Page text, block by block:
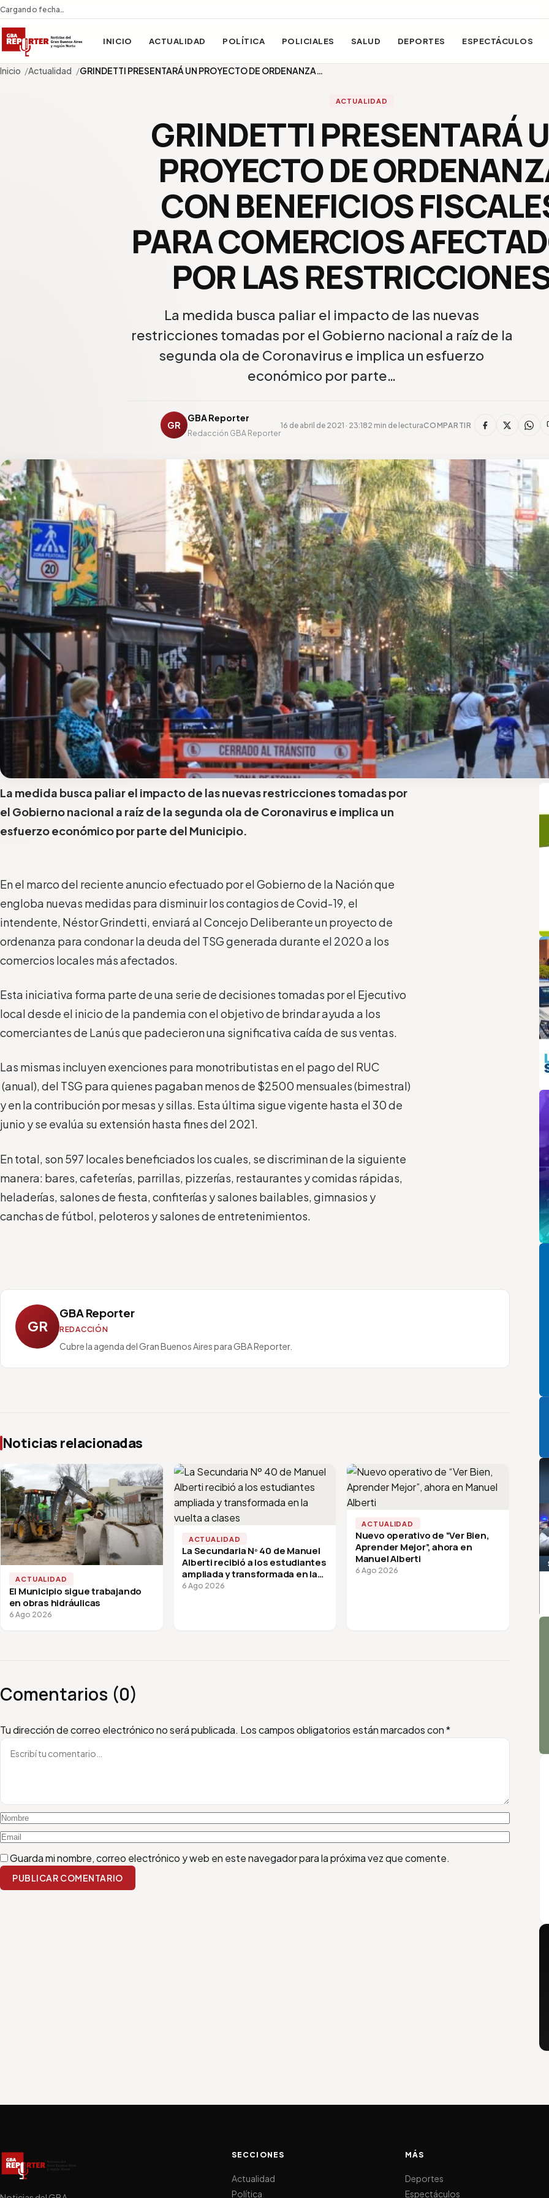
Cargando fecha…
INICIO ACTUALIDAD POLÍTICA POLICIALES SALUD DEPORTES ESPECTÁCULOS
Inicio Actualidad GRINDETTI PRESENTARÁ UN PROYECTO DE ORDENANZA…
ACTUALIDAD
GRINDETTI PRESENTARÁ
PROYECTO DE
CON BENEFICIOS
PARA COMERCIOS
POR LAS
La medida busca paliar el impacto de las nuevas
restricciones tomadas por el Gobierno nacional a raíz de la
segunda ola de Coronavirus e implica un esfuerzo
económico por parte…
GR
GBA Reporter
Redacción GBA Reporter
16 de abril de 2021 · 23:182 min de lecturaCOMPARTIR
La medida busca paliar el impacto de las nuevas restricciones tomadas por
el Gobierno nacional a raíz de la segunda ola de Coronavirus e implica un
esfuerzo económico por parte del Municipio.
En el marco del reciente anuncio efectuado por el Gobierno de la Nación que
engloba nuevas medidas para disminuir los contagios de Covid-19, el
intendente, Néstor Grindetti, enviará al Concejo Deliberante un proyecto de
ordenanza para condonar la deuda del TSG generada durante el 2020 a los
comercios locales más afectados.
Esta iniciativa forma parte de una serie de decisiones tomadas por el Ejecutivo
local desde el inicio de la pandemia con el objetivo de brindar ayuda a los
comerciantes de Lanús que padecieron una significativa caída de sus ventas.
Las mismas incluyen exenciones para monotributistas en el pago del RUC
(anual), del TSG para quienes pagaban menos de $2500 mensuales (bimestral)
y en la contribución por mesas y sillas. Esta última sigue vigente hasta el 30 de
junio y se evalúa su extensión hasta fines del 2021.
En total, son 597 locales beneficiados los cuales, se discriminan de la siguiente
manera: bares, cafeterías, parrillas, pizzerías, restaurantes y comidas rápidas,
heladerías, salones de fiesta, confiterías y salones bailables, gimnasios y
canchas de fútbol, peloteros y salones de entretenimientos.
GR
GBA Reporter
REDACCIÓN
Cubre la agenda del Gran Buenos Aires para GBA Reporter.
Noticias relacionadas
ACTUALIDAD
El Municipio sigue trabajando
en obras hidráulicas
6 Ago 2026
ACTUALIDAD
La Secundaria Nº 40 de Manuel
Alberti recibió a los estudiantes
ampliada y transformada en la
vuelta a clases
6 Ago 2026
ACTUALIDAD
Nuevo operativo de “Ver Bien,
Aprender Mejor”, ahora en
Manuel Alberti
6 Ago 2026
Comentarios (0)
Tu dirección de correo electrónico no será publicada. Los campos obligatorios están marcados con*
Escribí tu comentario
Nombre
Email
Guarda mi nombre, correo electrónico y web en este navegador para la próxima vez que comente.
PUBLICAR COMENTARIO
SECCIONES
Actualidad
Política
MÁS
Deportes
Espectáculos